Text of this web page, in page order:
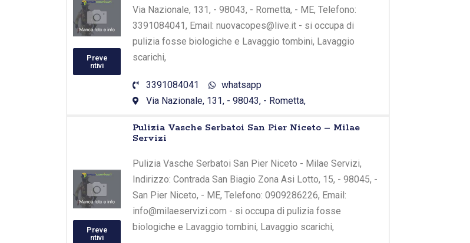
Preve
ntivi
Via Nazionale, 131, - 98043, - Rometta, - ME, Telefono:
3391084041, Email: nuovacopes@live.it - si occupa di
pulizia fosse biologiche e Lavaggio tombini, Lavaggio
scarichi,
3391084041
whatsapp
Via Nazionale, 131, - 98043, - Rometta,
Preve
ntivi
Pulizia Vasche Serbatoi San Pier Niceto – Milae
Servizi
Pulizia Vasche Serbatoi San Pier Niceto - Milae Servizi,
Indirizzo: Contrada San Biagio Zona Asi Lotto, 15, - 98045, -
San Pier Niceto, - ME, Telefono: 0909286226, Email:
info@milaeservizi.com - si occupa di pulizia fosse
biologiche e Lavaggio tombini, Lavaggio scarichi,